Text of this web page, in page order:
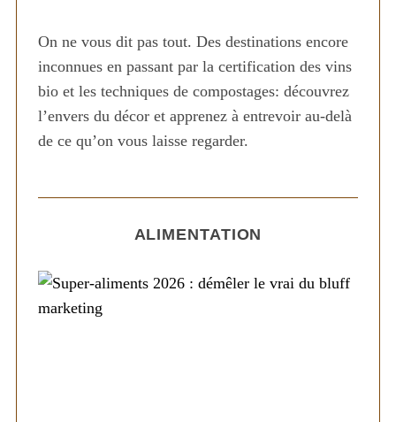
On ne vous dit pas tout. Des destinations encore
inconnues en passant par la certification des vins
bio et les techniques de compostages: découvrez
l’envers du décor et apprenez à entrevoir au-delà
de ce qu’on vous laisse regarder.
ALIMENTATION